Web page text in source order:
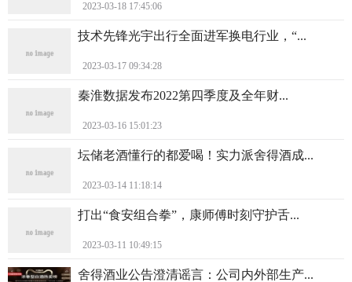
2023-03-18 17:45:06
技术先锋光宇出行全面进军换电行业，“...
2023-03-17 09:34:28
秦淮数据发布2022第四季度及全年财...
2023-03-16 15:01:23
坛储老酒懂行的都爱喝！实力派舍得酒成...
2023-03-14 11:18:14
打出“食安组合拳”，康师傅时刻守护舌...
2023-03-11 10:49:15
舍得酒业公告澄清谣言：公司内外部生产...